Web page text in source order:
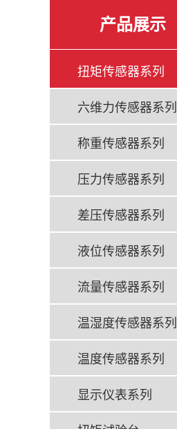
产品展示
扭矩传感器系列
六维力传感器系列
称重传感器系列
压力传感器系列
差压传感器系列
液位传感器系列
流量传感器系列
温湿度传感器系列
温度传感器系列
显示仪表系列